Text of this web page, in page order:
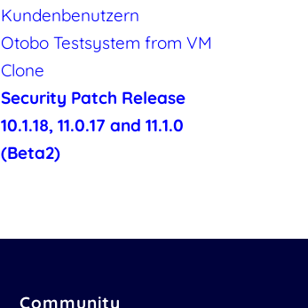
Kundenbenutzern
Otobo Testsystem from VM
Clone
Security Patch Release
10.1.18, 11.0.17 and 11.1.0
(Beta2)
Community